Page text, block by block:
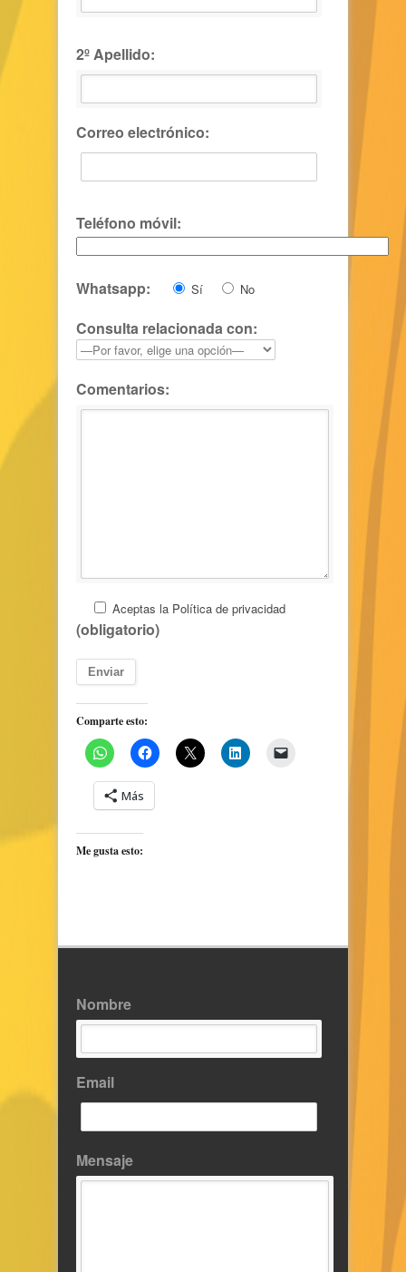
2º Apellido:
Correo electrónico:
Teléfono móvil:
Whatsapp: Sí No
Consulta relacionada con:
Comentarios:
Aceptas la Política de privacidad
(obligatorio)
Comparte esto:
Más
Me gusta esto:
Nombre
Email
Mensaje